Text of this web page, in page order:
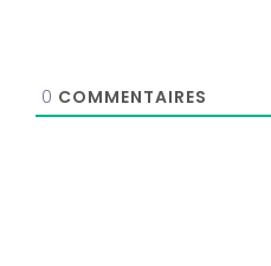
0 COMMENTAIRES